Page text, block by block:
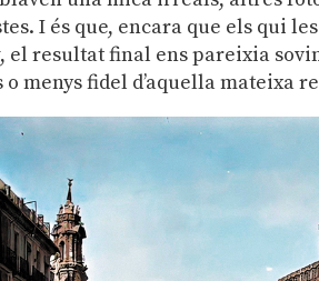
I és que, encara que els qui
, el resultat final ens pareixia
menys fidel d’aquella mateixa